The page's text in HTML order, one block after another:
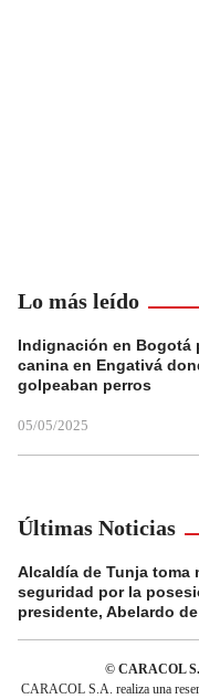
Lo más leído
Indignación en Bogotá
canina en Engativá
golpeaban perros
05/05/2025
Últimas Noticias
Alcaldía de Tunja toma
seguridad por la
presidente, Abelardo
© CARACOL
CARACOL S.A. realiza una